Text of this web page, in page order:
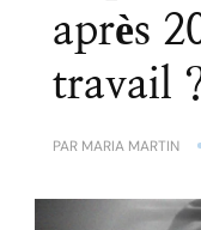
après
travail
PAR MARIA MARTIN